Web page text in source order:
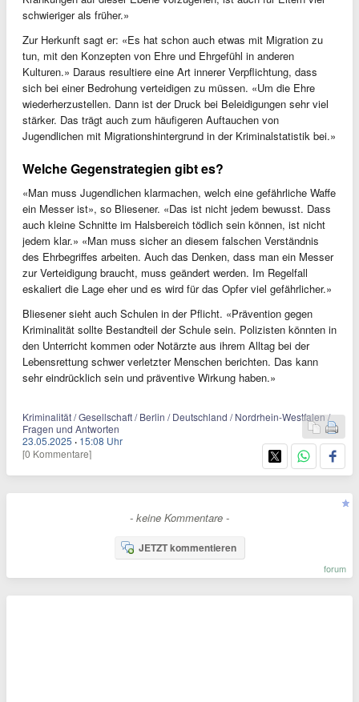
schwieriger als früher.»
Zur Herkunft sagt er: «Es hat schon auch etwas mit Migration zu
tun, mit den Konzepten von Ehre und Ehrgefühl in anderen
Kulturen.» Daraus resultiere eine Art innerer Verpflichtung, dass
sich bei einer Bedrohung verteidigen zu müssen. «Um die Ehre
wiederherzustellen. Dann ist der Druck bei Beleidigungen sehr viel
stärker. Das trägt auch zum häufigeren Auftauchen von
Jugendlichen mit Migrationshintergrund in der Kriminalstatistik bei.»
Welche Gegenstrategien gibt es?
«Man muss Jugendlichen klarmachen, welch eine gefährliche Waffe
ein Messer ist», so Bliesener. «Das ist nicht jedem bewusst. Dass
auch kleine Schnitte im Halsbereich tödlich sein können, ist nicht
jedem klar.» «Man muss sicher an diesem falschen Verständnis
des Ehrbegriffes arbeiten. Auch das Denken, dass man ein Messer
zur Verteidigung braucht, muss geändert werden. Im Regelfall
eskaliert die Lage eher und es wird für das Opfer viel gefährlicher.»
Bliesener sieht auch Schulen in der Pflicht. «Prävention gegen
Kriminalität sollte Bestandteil der Schule sein. Polizisten könnten in
den Unterricht kommen oder Notärzte aus ihrem Alltag bei der
Lebensrettung schwer verletzter Menschen berichten. Das kann
sehr eindrücklich sein und präventive Wirkung haben.»
Kriminalität / Gesellschaft / Berlin / Deutschland / Nordrhein-Westfalen /
Fragen und Antworten
23.05.2025 · 15:08 Uhr
[0 Kommentare]
- keine Kommentare -
JETZT kommentieren
forum